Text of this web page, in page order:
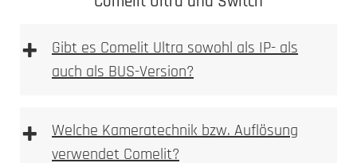
Weitwinkelobjektiv
Integrierte Bewegungsmelder mit
umfangreicheren Erkennungsoptionen
+
Gibt es Comelit Ultra sowohl als IP- als
auch als BUS-Version?
+
Welche Kameratechnik bzw. Auflösung
verwendet Comelit?